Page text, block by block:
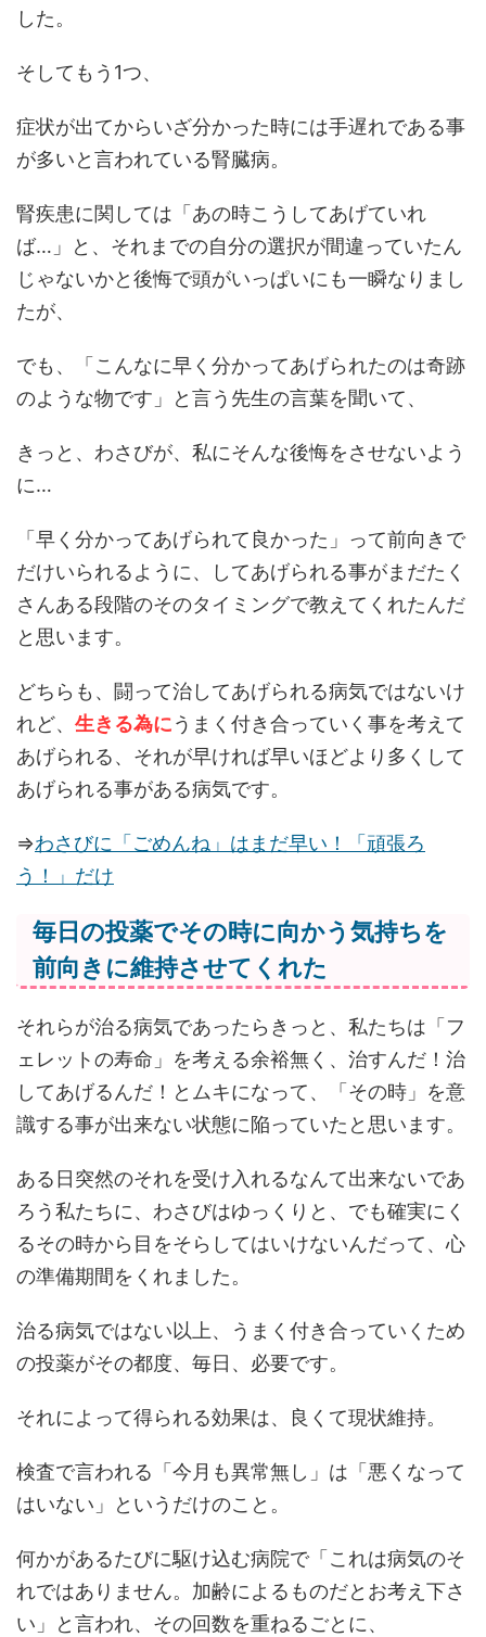
した。
そしてもう1つ、
症状が出てからいざ分かった時には手遅れである事
が多いと言われている腎臓病。
腎疾患に関しては「あの時こうしてあげていれ
ば…」と、それまでの自分の選択が間違っていたん
じゃないかと後悔で頭がいっぱいにも一瞬なりまし
たが、
でも、「こんなに早く分かってあげられたのは奇跡
のような物です」と言う先生の言葉を聞いて、
きっと、わさびが、私にそんな後悔をさせないよう
に…
「早く分かってあげられて良かった」って前向きで
だけいられるように、してあげられる事がまだたく
さんある段階のそのタイミングで教えてくれたんだ
と思います。
どちらも、闘って治してあげられる病気ではないけ
れど、 生きる為にうまく付き合っていく事を考えて
あげられる、それが早ければ早いほどより多くして
あげられる事がある病気です。
⇒わさびに「ごめんね」はまだ早い！「頑張ろ
う！」だけ
毎日の投薬でその時に向かう気持ちを
前向きに維持させてくれた
それらが治る病気であったらきっと、私たちは「フ
ェレットの寿命」を考える余裕無く、治すんだ！治
してあげるんだ！とムキになって、「その時」を意
識する事が出来ない状態に陥っていたと思います。
ある日突然のそれを受け入れるなんて出来ないであ
ろう私たちに、わさびはゆっくりと、でも確実にく
るその時から目をそらしてはいけないんだって、心
の準備期間をくれました。
治る病気ではない以上、うまく付き合っていくため
の投薬がその都度、毎日、必要です。
それによって得られる効果は、良くて現状維持。
検査で言われる「今月も異常無し」は「悪くなって
はいない」というだけのこと。
何かがあるたびに駆け込む病院で「これは病気のそ
れではありません。加齢によるものだとお考え下さ
い」と言われ、その回数を重ねるごとに、